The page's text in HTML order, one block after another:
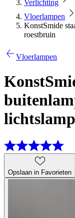
Verlichting
Vloerlampen
KonstSmide
roestbruin
Vloerlampen
Opslaan in Favorieten